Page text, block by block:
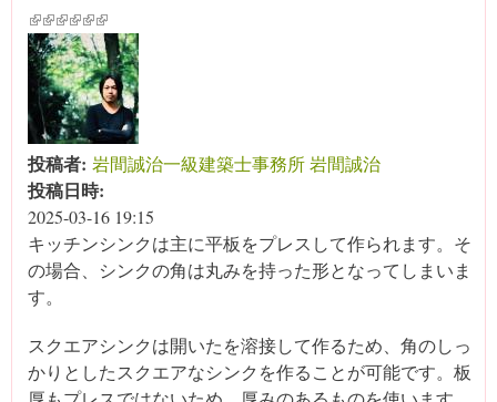
(link is external)
(link is external)
(link is external)
(link is external)
(link is external)
(link is external)
投稿者: 岩間誠治一級建築士事務所 岩間誠治
投稿日時:
2025-03-16 19:15
キッチンシンクは主に平板をプレスして作られます。そ
の場合、シンクの角は丸みを持った形となってしまいま
す。
スクエアシンクは開いたを溶接して作るため、角のしっ
かりとしたスクエアなシンクを作ることが可能です。板